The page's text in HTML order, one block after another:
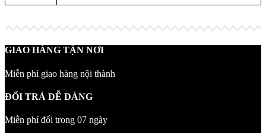
GIAO HÀNG TẬN NƠI
Miễn phí giao hàng nội thành
ĐỔI TRẢ DỄ DÀNG
Miễn phí đổi trong 07 ngày